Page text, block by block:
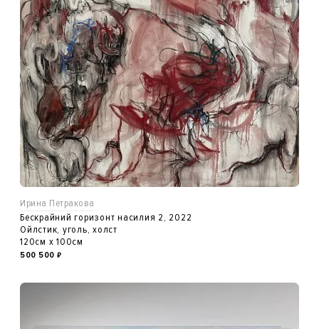
Ирина Петракова
Бескрайний горизонт насилия 2, 2022
Ойлстик, уголь, холст
120см x 100см
500 500 ₽